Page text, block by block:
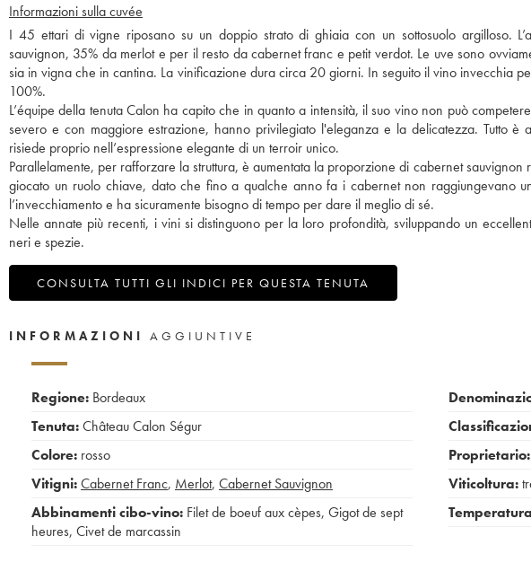
Informazioni sulla cuvée
I 45 ettari di vigne riposano su un doppio strato di ghiaia con un sottosuolo argilloso.
sauvignon, 35% da merlot e per il resto da cabernet franc e petit verdot. Le uve sono
sia in vigna che in cantina. La vinificazione dura circa 20 giorni. In seguito il vino invecchia
100%.
L’équipe della tenuta Calon ha capito che in quanto a intensità, il suo vino non può
severo e con maggiore estrazione, hanno privilegiato l'eleganza e la delicatezza. Tutto
risiede proprio nell’espressione elegante di un terroir unico.
Parallelamente, per rafforzare la struttura, è aumentata la proporzione di cabernet
giocato un ruolo chiave, dato che fino a qualche anno fa i cabernet non raggiungevano
l’invecchiamento e ha sicuramente bisogno di tempo per dare il meglio di sé.
Nelle annate più recenti, i vini si distinguono per la loro profondità, sviluppando un
neri e spezie.
CONSULTA TUTTI GLI INDICI PER QUESTA TENUTA
INFORMAZIONI AGGIUNTIVE
Regione: Bordeaux
Tenuta:Château Calon Ségur
Colore: rosso
Vitigni:Cabernet Franc, Merlot, Cabernet Sauvignon
Abbinamenti cibo-vino: Filet de boeuf aux cèpes, Gigot de sept
heures, Civet de marcassin
Proprietario:
Viticoltura: